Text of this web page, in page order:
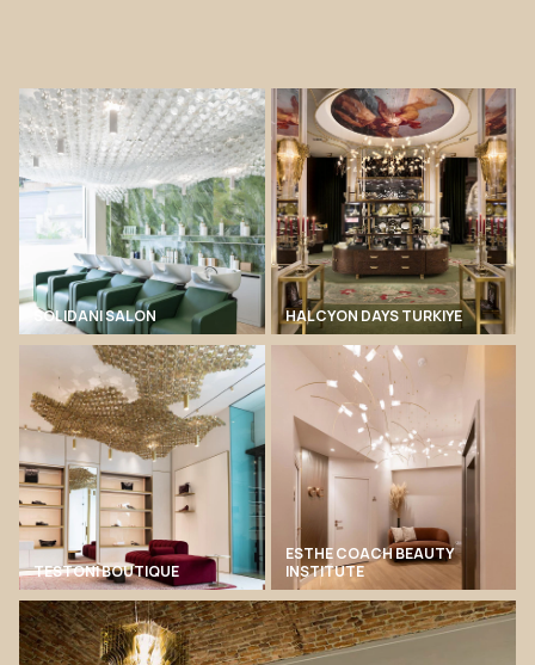
SOLIDANI SALON HALCYON DAYS TURKIYE
TESTONI BOUTIQUE
ESTHE COACH BEAUTY
INSTITUTE